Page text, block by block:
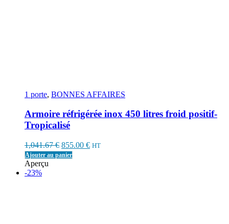
1 porte, BONNES AFFAIRES
Armoire réfrigérée inox 450 litres froid positif-
Tropicalisé
1,041.67€ Original
price
855.00 €Current
HT
Ajouter au panier
Aperçu
-23%